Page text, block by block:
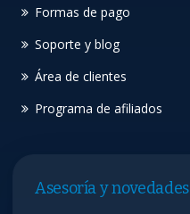
Formas de pago
Soporte y blog
Área de clientes
Programa de afiliados
Asesoría y novedades